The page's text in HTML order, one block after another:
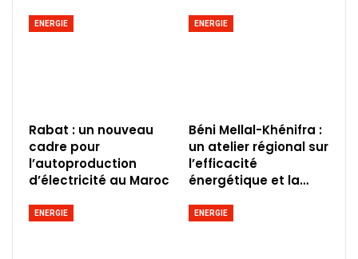
ENERGIE
Rabat : un nouveau
cadre pour
l’autoproduction
d’électricité au Maroc
ENERGIE
Béni Mellal-Khénifra :
un atelier régional sur
l’efficacité
énergétique et la…
ENERGIE ENERGIE